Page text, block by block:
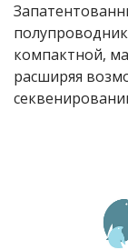
компактной,
расширяя